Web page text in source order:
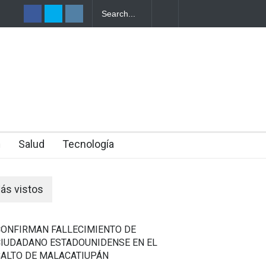
Salud Tecnología
vistos
FALLECIMIENTO DE
ESTADOUNIDENSE EN EL
DE MALACATIUPÁN